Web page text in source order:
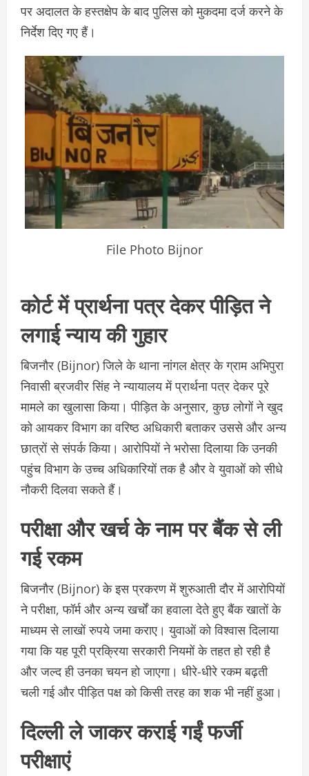
पर अदालत के हस्तक्षेप के बाद पुलिस को मुकदमा दर्ज करने के
निर्देश दिए गए हैं।
File Photo Bijnor
कोर्ट में प्रार्थना पत्र देकर पीड़ित ने
लगाई न्याय की गुहार
बिजनौर (Bijnor) जिले केथाना नांगल क्षेत्र के ग्राम अभिपुरा
निवासी ब्रजवीर सिंह ने न्यायालय में प्रार्थना पत्र देकर पूरे
मामले का खुलासा किया। पीड़ित के अनुसार, कुछ लोगों ने खुद
कोआयकर विभागका वरिष्ठ अधिकारी बताकर उससे और अन्य
छात्रों से संपर्क किया। आरोपियों ने भरोसा दिलाया कि उनकी
पहुंच विभाग के उच्च अधिकारियों तक है और वे युवाओं को सीधे
नौकरी दिलवा सकते हैं।
परीक्षा और खर्च के नाम पर बैंक से ली
गई रकम
बिजनौर (Bijnor) के इस प्रकरण मेंशुरुआती दौर में आरोपियों
ने परीक्षा, फॉर्म और अन्य खर्चों का हवाला देते हुए बैंक खातों के
माध्यम से लाखों रुपये जमा कराए। युवाओं को विश्वास दिलाया
गया कि यह पूरी प्रक्रिया सरकारी नियमों के तहत हो रही है
और जल्द ही उनका चयन हो जाएगा। धीरे-धीरे रकम बढ़ती
चली गई और पीड़ित पक्ष को किसी तरह का शक भी नहीं हुआ।
दिल्ली ले जाकर कराई गईं फर्जी
परीक्षाएं